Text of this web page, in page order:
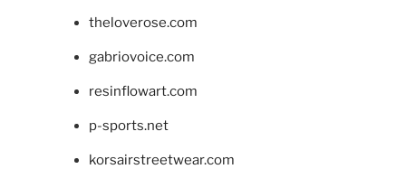
theloverose.com
gabriovoice.com
resinflowart.com
p-sports.net
korsairstreetwear.com